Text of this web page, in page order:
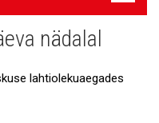
nädalal
lahtiolekuaegades